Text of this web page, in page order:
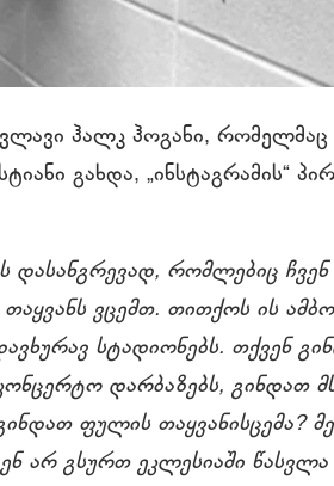
ჰალკ ჰოგანი, რომელმაც
გახდა, „ინსტაგრამის“
დასანგრევად, რომლებიც ჩვენ
ვცემთ. თითქოს ის
სტადიონებს. თქვენ
დარბაზებს, გინდათ
ფულის თაყვანისცემა?
არ გსურთ ეკლესიაში წასვლა